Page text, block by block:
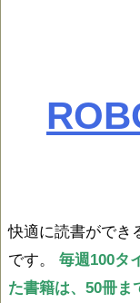
快適に読書ができ
です。 毎週100タ
た書籍は、50冊ま